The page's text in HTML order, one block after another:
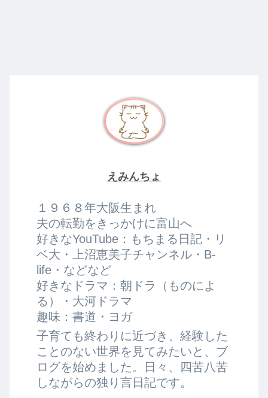
えみんちょ
１９６８年大阪生まれ
夫の転勤をきっかけに富山へ
好きなYouTube：もちまる日記・リ
ベ大・上沼恵美子チャンネル・B-
life・などなど
好きなドラマ：朝ドラ（ものによ
る）・大河ドラマ
趣味：書道・ヨガ
子育ても終わりに近づき、経験した
ことのない世界を見てみたいと、ブ
ログを始めました。日々、四苦八苦
しながらの独り言日記です。